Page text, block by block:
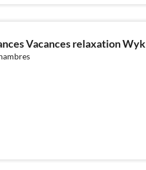
Vacances relaxation Wyk